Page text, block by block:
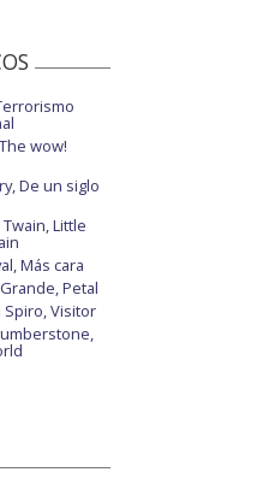
wow!
De un siglo
Little
Más cara
Petal
Spiro, Visitor